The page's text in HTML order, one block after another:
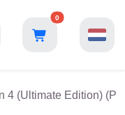
0
4 (Ultimate Edition)